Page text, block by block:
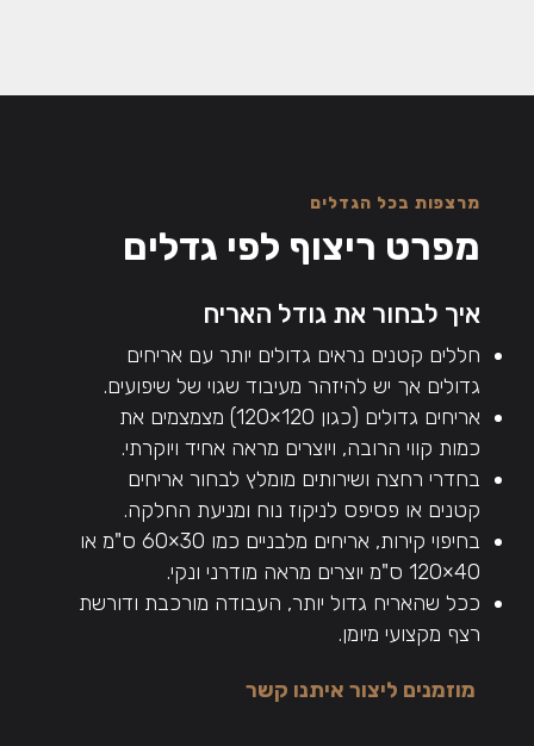
מרצפות בכל הגדלים
מפרט ריצוף לפי גדלים
איך לבחור את גודל האריח
חללים קטנים נראים גדולים יותר עם אריחים
גדולים אך יש להיזהר מעיבוד שגוי של שיפועים.
אריחים גדולים (כגון 120×120) מצמצמים את
כמות קווי הרובה, ויוצרים מראה אחיד ויוקרתי.
בחדרי רחצה ושירותים מומלץ לבחור אריחים
קטנים או פסיפס לניקוז נוח ומניעת החלקה.
בחיפוי קירות, אריחים מלבניים כמו 30×60 ס"מ או
40×120 ס"מ יוצרים מראה מודרני ונקי.
ככל שהאריח גדול יותר, העבודה מורכבת ודורשת
רצף מקצועי מיומן.
מוזמנים ליצור איתנו קשר